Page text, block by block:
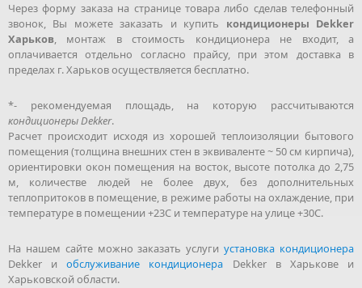
Через форму заказа на странице товара либо сделав телефонный
звонок, Вы можете заказать и купить кондиционеры Dekker
Харьков, монтаж в стоимость кондиционера не входит, а
оплачивается отдельно согласно прайсу, при этом доставка в
пределах г. Харьков осуществляется бесплатно.
*- рекомендуемая площадь, на которую рассчитываются
кондиционеры Dekker.
Расчет происходит исходя из хорошей теплоизоляции бытового
помещения (толщина внешних стен в эквиваленте ~ 50 см кирпича),
ориентировки окон помещения на восток, высоте потолка до 2,75
м, количестве людей не более двух, без дополнительных
теплопритоков в помещение, в режиме работы на охлаждение, при
температуре в помещении +23С и температуре на улице +30С.
На нашем сайте можно заказать услугиустановка кондиционера
Dekker иобслуживание кондиционера Dekker в Харькове и
Харьковской области.